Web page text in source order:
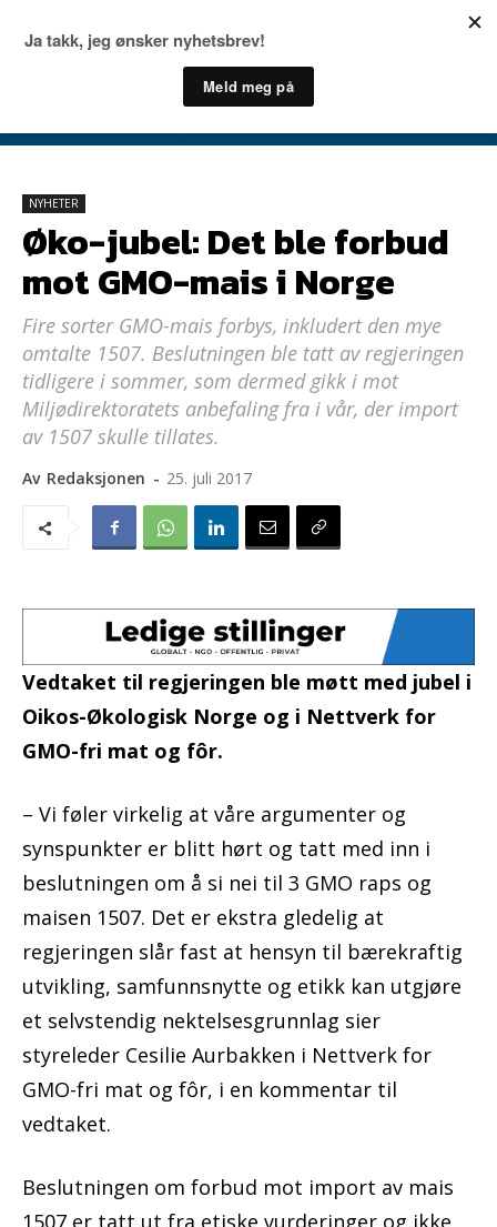
NYHETER
Øko-jubel: Det ble forbud
mot GMO-mais i Norge
Fire sorter GMO-mais forbys, inkludert den mye
omtalte 1507. Beslutningen ble tatt av regjeringen
tidligere i sommer, som dermed gikk i mot
Miljødirektoratets anbefaling fra i vår, der import
av 1507 skulle tillates.
Av Redaksjonen - 25. juli 2017
Vedtaket til regjeringen ble møtt med jubel i
Oikos-Økologisk Norge og i Nettverk for
GMO-fri mat og fôr.
– Vi føler virkelig at våre argumenter og
synspunkter er blitt hørt og tatt med inn i
beslutningen om å si nei til 3 GMO raps og
maisen 1507. Det er ekstra gledelig at
regjeringen slår fast at hensyn til bærekraftig
utvikling, samfunnsnytte og etikk kan utgjøre
et selvstendig nektelsesgrunnlag sier
styreleder Cesilie Aurbakken i Nettverk for
GMO-fri mat og fôr, i en kommentar til
vedtaket.
Beslutningen om forbud mot import av mais